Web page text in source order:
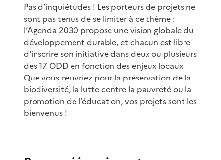
Pas d’inquiétudes ! Les porteurs de projets ne
sont pas tenus de se limiter à ce thème :
l’Agenda 2030 propose une vision globale du
développement durable, et chacun est libre
d’inscrire son initiative dans deux ou plusieurs
des 17 ODD en fonction des enjeux locaux.
Que vous œuvriez pour la préservation de la
biodiversité, la lutte contre la pauvreté ou la
promotion de l’éducation, vos projets sont les
bienvenus !